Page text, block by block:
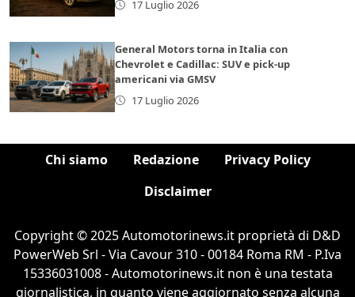
17 Luglio 2026
General Motors torna in Italia con
Chevrolet e Cadillac: SUV e pick-up
americani via GMSV
17 Luglio 2026
Chi siamo Redazione
Privacy Policy
Disclaimer
Copyright © 2025 Automotorinews.it proprietà di D&D
PowerWeb Srl - Via Cavour 310 - 00184 Roma RM - P.Iva
15336031008 - Automotorinews.it non è una testata
giornalistica, in quanto viene aggiornato senza alcuna